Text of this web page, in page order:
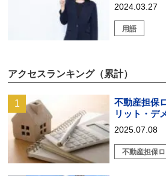
2024.03.27
用語
アクセスランキング（累計）
不動産担保
リット・デ
2025.07.08
不動産担保